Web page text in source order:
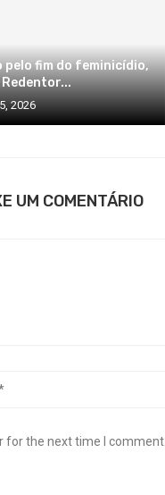
pelo fim do feminicídio,
2026
UM COMENTÁRIO
for the next time I comment.